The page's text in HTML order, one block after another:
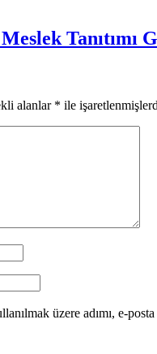
Tanıtımı
alanlar * ile
üzere adımı, e-